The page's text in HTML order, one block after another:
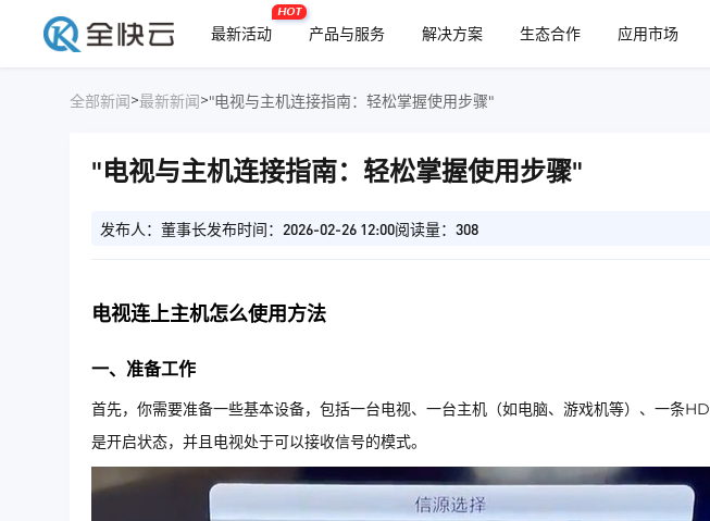
最新活动
HOT
产品与服务 解决方案 生态合作 应用市场
全部新闻>最新新闻>"电视与主机连接指南：轻松掌握使用步骤"
"电视与主机连接指南：轻松掌握使用步骤"
发布人：董事长发布时间：2026-02-26 12:00阅读量：308
电视连上主机怎么使用方法
一、准备工作
首先，你需要准备一些基本设备，包括一台电视、一台主机（如电脑、游戏机等）、一条
是开启状态，并且电视处于可以接收信号的模式。